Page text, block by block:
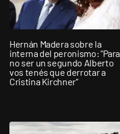
Hernán Madera sobre la
interna del peronismo: "Para
no ser un segundo Alberto
vos tenés que derrotar a
Cristina Kirchner”